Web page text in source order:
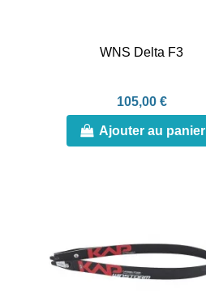
WNS Delta F3
105,00 €
Ajouter au panier